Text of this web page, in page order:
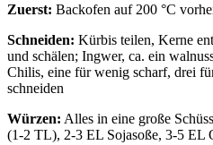
Zuerst: Backofen auf 200 °C
Schneiden: Kürbis teilen, Kerne
und schälen; Ingwer, ca. ein
Chilis, eine für wenig scharf, drei
schneiden
Würzen: Alles in eine große
(1-2 TL), 2-3 EL Sojasoße, 3-5 EL